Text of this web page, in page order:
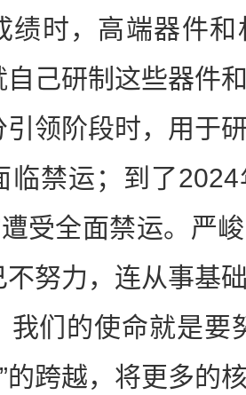
绩时，高端器件
自己研制这些器件
引领阶段时，用于
临禁运；到了
遭受全面禁运。严
不努力，连从事基
我们的使命就是要
”的跨越，将更多的